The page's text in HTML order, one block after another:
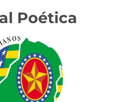
Poética